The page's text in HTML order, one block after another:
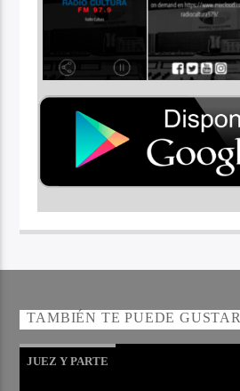
TAMBIÉN TE PUEDE GUSTAR
JUEZ Y PARTE